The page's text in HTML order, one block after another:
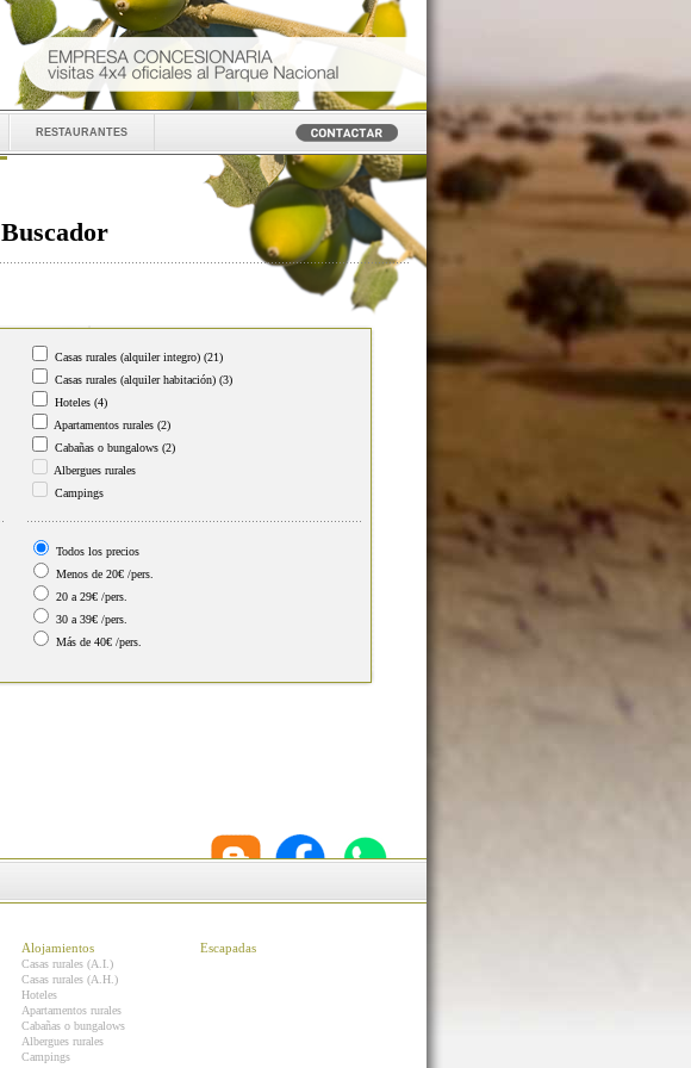
restaurantes
Buscador
Casas rurales (alquiler integro) (21)
Casas rurales (alquiler habitación) (3)
Hoteles (4)
Apartamentos rurales (2)
Cabañas o bungalows (2)
Albergues rurales
Campings
Todos los precios
Menos de 20€ /pers.
20 a 29€ /pers.
30 a 39€ /pers.
Más de 40€ /pers.
Alojamientos
Casas rurales (A.I.)
Casas rurales (A.H.)
Hoteles
Apartamentos rurales
Cabañas o bungalows
Albergues rurales
Campings
Escapadas